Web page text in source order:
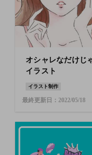
オシャレなだけじ
イラスト
イラスト制作
最終更新日：2022/05/18